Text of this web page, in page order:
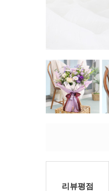
리뷰평점